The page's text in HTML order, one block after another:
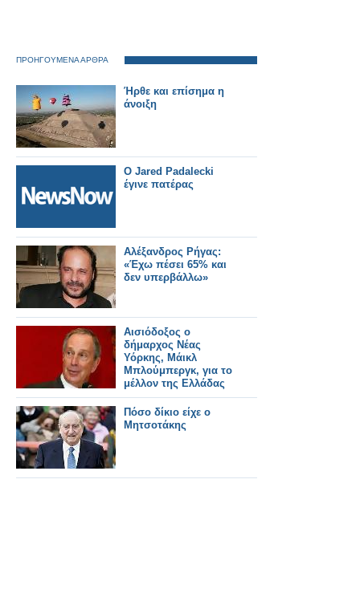
ΠΡΟΗΓΟΥΜΕΝΑ ΑΡΘΡΑ
Ήρθε και επίσημα η
άνοιξη
Ο Jared Padalecki
έγινε πατέρας
Αλέξανδρος Ρήγας:
«Έχω πέσει 65% και
δεν υπερβάλλω»
Αισιόδοξος ο
δήμαρχος Νέας
Υόρκης, Μάικλ
Μπλούμπεργκ, για το
μέλλον της Ελλάδας
Πόσο δίκιο είχε ο
Μητσοτάκης